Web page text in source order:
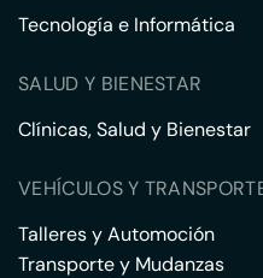
Tecnología e Informática
SALUD Y BIENESTAR
Clínicas, Salud y Bienestar
VEHÍCULOS Y
Talleres y Automoción
Transporte y Mudanzas